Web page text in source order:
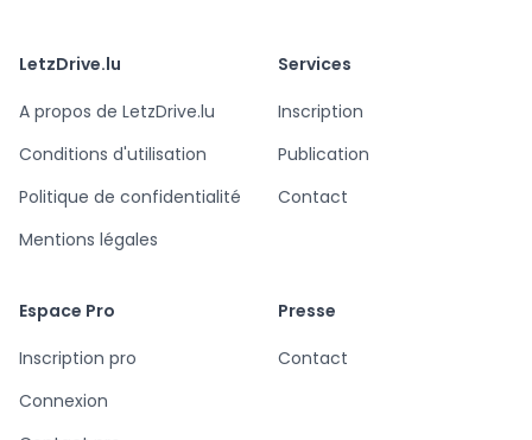
LetzDrive.lu
A propos de LetzDrive.lu
Conditions d'utilisation
Politique de confidentialité
Mentions légales
Services
Inscription
Publication
Contact
Espace Pro
Inscription pro
Connexion
Presse
Contact